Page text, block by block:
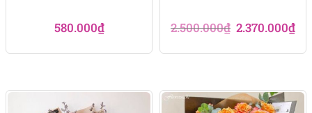
580.000₫ 2.500.000₫ Giá
là:
2.370.000₫Giá
tại